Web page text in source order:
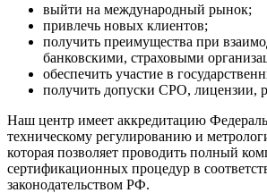
выйти на международный рынок;
привлечь новых клиентов;
получить преимущества при
банковскими, страховыми
обеспечить участие в
получить допуски СРО, лицензии,
Наш центр имеет аккредитацию
техническому регулированию и
которая позволяет проводить полный
сертификационных процедур в
законодательством РФ.